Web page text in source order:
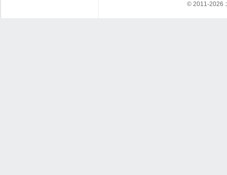
© 2011-2026